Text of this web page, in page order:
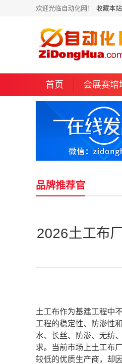
欢迎光临自动化网！ 收藏本站
首页 会展赛培
品牌推荐官
2026土工布
土工布作为基建工程中
工程的稳定性、防渗性
水、长丝、防渗、无纺
求。当前市场上土工布
较低的优质生产商，却